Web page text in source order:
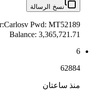
نسخ الرسالة
Pwd: MT52189
Balance: 3,365,721.71
6
62884
منذ ساعتان